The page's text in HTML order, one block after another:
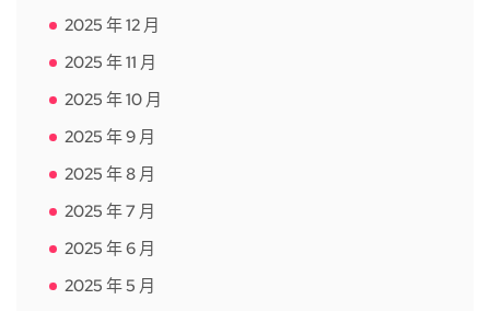
2025 年 12 月
2025 年 11 月
2025 年 10 月
2025 年 9 月
2025 年 8 月
2025 年 7 月
2025 年 6 月
2025 年 5 月